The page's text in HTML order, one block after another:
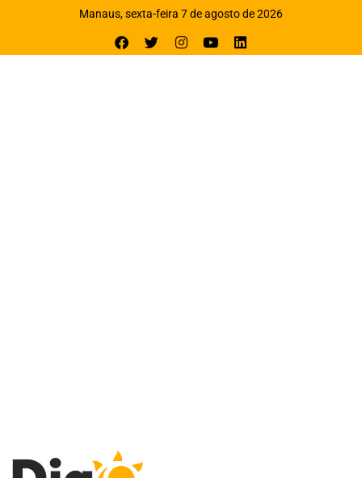
Manaus, sexta-feira 7 de agosto de 2026